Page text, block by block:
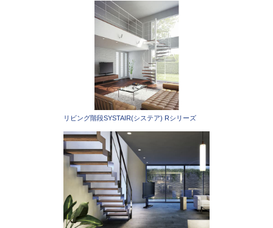
リビング階段SYSTAIR(システア) Rシリーズ